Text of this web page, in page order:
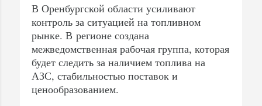
В Оренбургской области усиливают
контроль за ситуацией на топливном
рынке. В регионе создана
межведомственная рабочая группа, которая
будет следить за наличием топлива на
АЗС, стабильностью поставок и
ценообразованием.